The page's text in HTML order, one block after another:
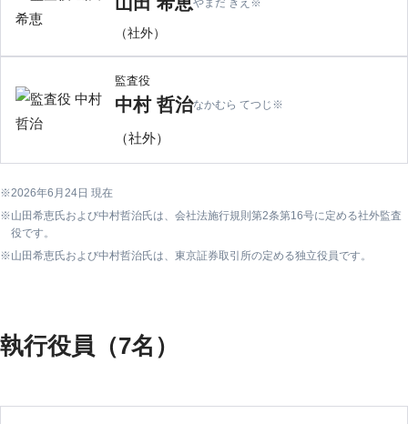
やまだ きえ ※
（社外）
監査役
中村 哲治なかむら てつじ ※
（社外）
2026年6月24日 現在
山田希恵氏および中村哲治氏は、会社法施行規則第2条第16号に定める社外監査
役です。
山田希恵氏および中村哲治氏は、東京証券取引所の定める独立役員です。
執行役員（7名）